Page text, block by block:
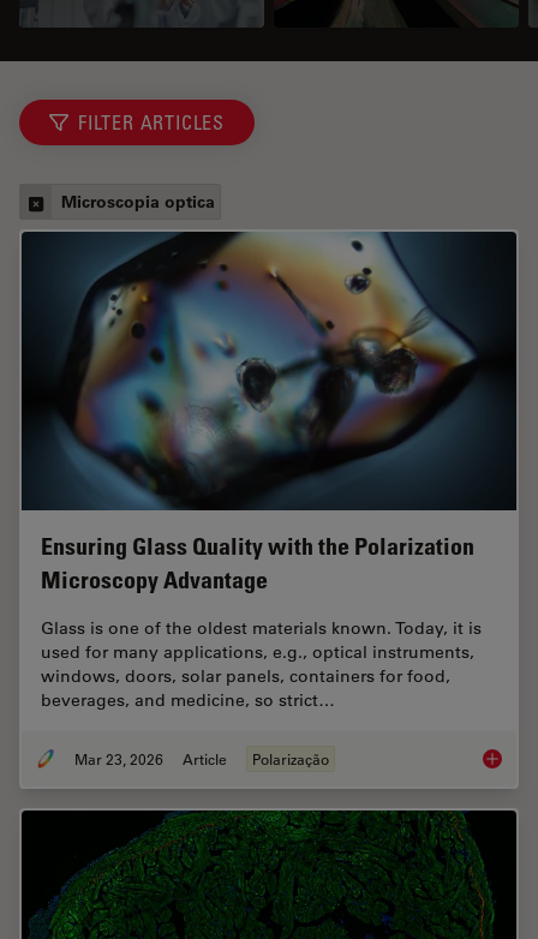
FILTER ARTICLES
Microscopia optica
Ensuring Glass Quality with the Polarization
Microscopy Advantage
Glass is one of the oldest materials known. Today, it is
used for many applications, e.g., optical instruments,
windows, doors, solar panels, containers for food,
beverages, and medicine, so strict…
Mar 23, 2026 Article Polarização